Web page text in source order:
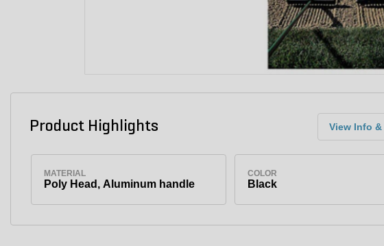
Product Highlights View Info
MATERIAL
Poly Head, Aluminum handle
COLOR
Black